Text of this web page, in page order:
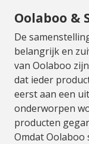
Oolaboo &
De
belangrijk en
van Oolaboo
dat ieder
eerst aan een
onderworpen
producten
Omdat Oolaboo